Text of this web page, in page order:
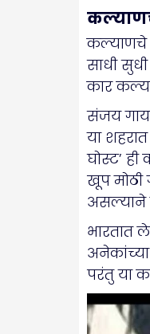
कल्याणचे
साधी
कार
संजय
या
घोस्ट’
खूप मोठी
असल्याने
भारतात
परंतु या